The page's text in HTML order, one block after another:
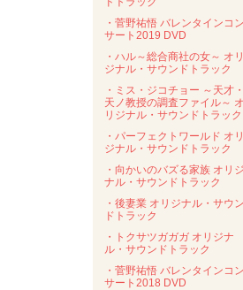
・菅野祐悟 バレンタインコン
サート2019 DVD
・ハル～総合商社の女～ オリ
ジナル・サウンドトラック
・ミス・ジコチョー ～天才・
天ノ教授の調査ファイル～ オ
リジナル・サウンドトラック
・パーフェクトワールド オリ
ジナル・サウンドトラック
・向かいのバズる家族 オリジ
ナル・サウンドトラック
・後妻業 オリジナル・サウン
ドトラック
・トクサツガガガ オリジナ
ル・サウンドトラック
・菅野祐悟 バレンタインコン
サート2018 DVD